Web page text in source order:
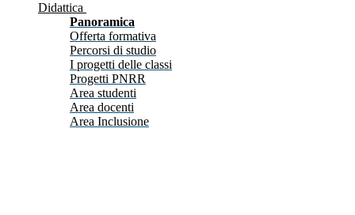
Didattica
Panoramica
Offerta formativa
Percorsi di studio
I progetti delle classi
Progetti PNRR
Area studenti
Area docenti
Area Inclusione